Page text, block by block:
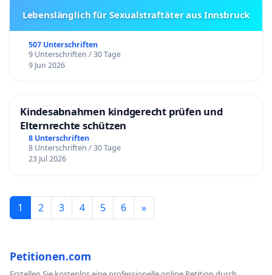
Lebenslänglich für Sexualstraftäter aus Innsbruck
507 Unterschriften
9 Unterschriften / 30 Tage
9 Jun 2026
Kindesabnahmen kindgerecht prüfen und
Elternrechte schützen
8 Unterschriften
8 Unterschriften / 30 Tage
23 Jul 2026
1 2 3 4 5 6 »
Petitionen.com